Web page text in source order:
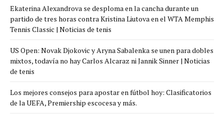
Ekaterina Alexandrova se desploma en la cancha durante un
partido de tres horas contra Kristina Liutova en el WTA Memphis
Tennis Classic | Noticias de tenis
US Open: Novak Djokovic y Aryna Sabalenka se unen para dobles
mixtos, todavía no hay Carlos Alcaraz ni Jannik Sinner | Noticias
de tenis
Los mejores consejos para apostar en fútbol hoy: Clasificatorios
de la UEFA, Premiership escocesa y más.